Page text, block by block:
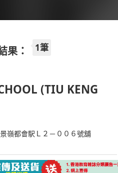
果： 1筆
(TIU KENG
嶺都會駅Ｌ２－００６號舖